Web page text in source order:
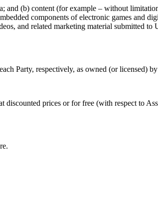
(b) content (for example – without
components of electronic games and
and related marketing material submitted
Party, respectively, as owned (or licensed)
prices or for free (with respect to